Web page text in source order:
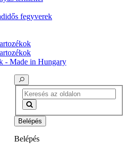
fegyverek
- Made in Hungary
Belépés
Belépés